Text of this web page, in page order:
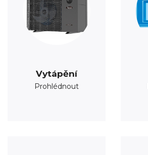
Vytápění
Prohlédnout